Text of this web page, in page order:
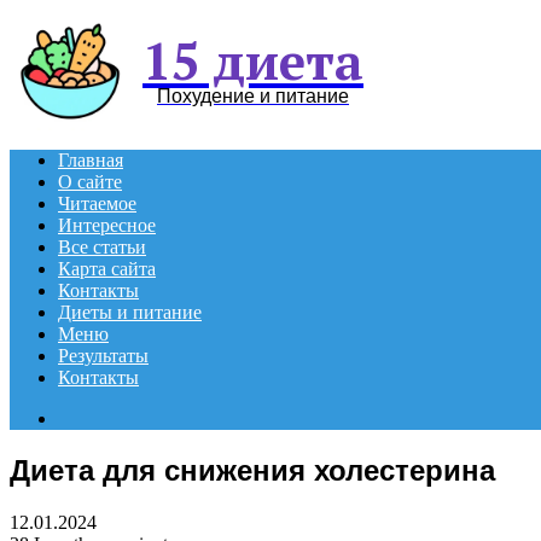
15 диета
Похудение и питание
Главная
О сайте
Читаемое
Интересное
Все статьи
Карта сайта
Контакты
Диеты и питание
Меню
Результаты
Контакты
Диета для снижения холестерина
12.01.2024